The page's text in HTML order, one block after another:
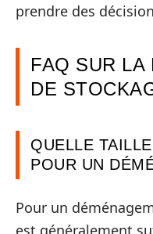
prendre des
FAQ SUR LA
DE
QUELLE
POUR UN
Pour un